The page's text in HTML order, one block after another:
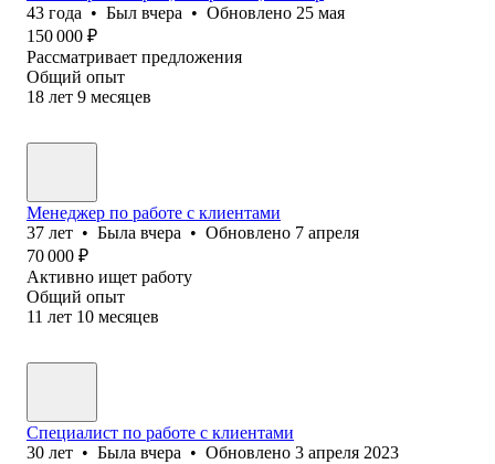
43 года • Был вчера • Обновлено 25 мая
150 000 ₽
Рассматривает предложения
Общий опыт
18 лет 9 месяцев
Менеджер по работе с клиентами
37 лет • Была вчера • Обновлено 7 апреля
70 000 ₽
Активно ищет работу
Общий опыт
11 лет 10 месяцев
Специалист по работе с клиентами
30 лет • Была вчера • Обновлено 3 апреля 2023